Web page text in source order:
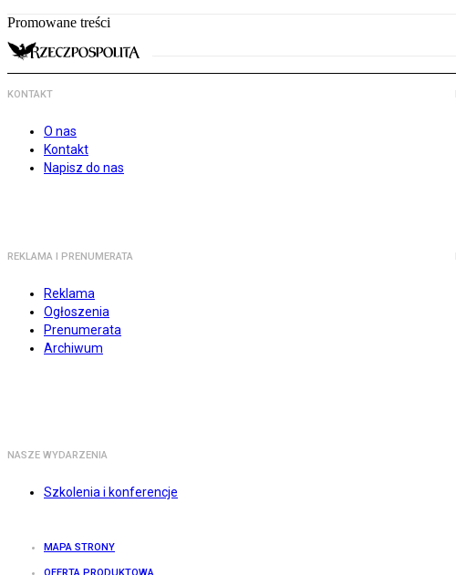
Promowane treści
KONTAKT
O nas
Kontakt
Napisz do nas
REKLAMA I PRENUMERATA
Reklama
Ogłoszenia
Prenumerata
Archiwum
NASZE WYDARZENIA
Szkolenia i konferencje
MAPA STRONY